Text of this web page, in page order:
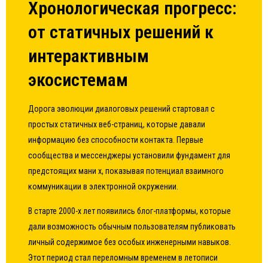
Хронологическая прогресс:
от статичных решений к
интерактивным
экосистемам
Дорога эволюции диалоговых решений стартовал с
простых статичных веб-страниц, которые давали
информацию без способности контакта. Первые
сообщества и мессенджеры установили фундамент для
предстоящих мани х, показывая потенциал взаимного
коммуникации в электронной окружении.
В старте 2000-х лет появились блог-платформы, которые
дали возможность обычным пользователям публиковать
личный содержимое без особых инженерными навыков.
Этот период стал переломным временем в летописи